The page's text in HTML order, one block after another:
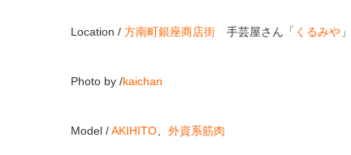
Location / 方南町銀座商店街 手芸屋さん「 くるみや 」
Photo by /kaichan
Model /AKIHITO 外資系筋肉